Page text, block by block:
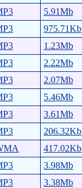
5.91Mb
975.71Kb
1.23Mb
2.22Mb
2.07Mb
5.46Mb
3.61Mb
206.32Kb
417.02Kb
3.98Mb
3.38Mb